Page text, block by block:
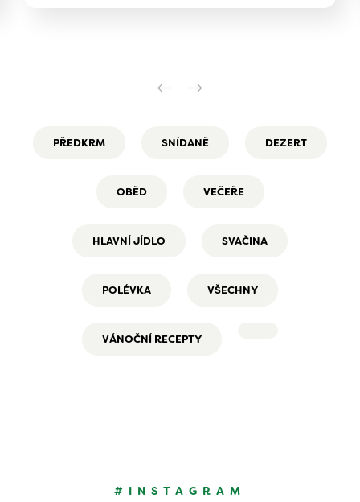
PŘEDKRM SNÍDANĚ DEZERT
OBĚD VEČEŘE
HLAVNÍ JÍDLO SVAČINA
POLÉVKA VŠECHNY
VÁNOČNÍ RECEPTY
#INSTAGRAM